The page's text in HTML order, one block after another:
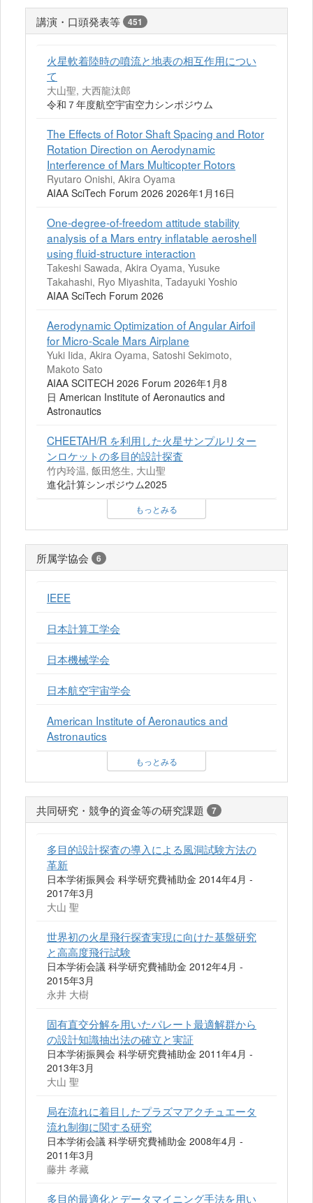
講演・口頭発表等 451
火星軟着陸時の噴流と地表の相互作用につい
て
大山聖, 大西龍汰郎
令和７年度航空宇宙空力シンポジウム
The Effects of Rotor Shaft Spacing and Rotor
Rotation Direction on Aerodynamic
Interference of Mars Multicopter Rotors
Ryutaro Onishi, Akira Oyama
AIAA SciTech Forum 2026 2026年1月16日
One-degree-of-freedom attitude stability
analysis of a Mars entry inflatable aeroshell
using fluid-structure interaction
Takeshi Sawada, Akira Oyama, Yusuke
Takahashi, Ryo Miyashita, Tadayuki Yoshio
AIAA SciTech Forum 2026
Aerodynamic Optimization of Angular Airfoil
for Micro-Scale Mars Airplane
Yuki Iida, Akira Oyama, Satoshi Sekimoto,
Makoto Sato
AIAA SCITECH 2026 Forum 2026年1月8
日 American Institute of Aeronautics and
Astronautics
CHEETAH/R を利用した火星サンプルリター
ンロケットの多目的設計探査
竹内玲温, 飯田悠生, 大山聖
進化計算シンポジウム2025
もっとみる
所属学協会 6
IEEE
日本計算工学会
日本機械学会
日本航空宇宙学会
American Institute of Aeronautics and
Astronautics
もっとみる
共同研究・競争的資金等の研究課題 7
多目的設計探査の導入による風洞試験方法の
革新
日本学術振興会 科学研究費補助金 2014年4月 -
2017年3月
大山 聖
世界初の火星飛行探査実現に向けた基盤研究
と高高度飛行試験
日本学術会議 科学研究費補助金 2012年4月 -
2015年3月
永井 大樹
固有直交分解を用いたパレート最適解群から
の設計知識抽出法の確立と実証
日本学術振興会 科学研究費補助金 2011年4月 -
2013年3月
大山 聖
局在流れに着目したプラズマアクチュエータ
流れ制御に関する研究
日本学術会議 科学研究費補助金 2008年4月 -
2011年3月
藤井 孝藏
多目的最適化とデータマイニング手法を用い